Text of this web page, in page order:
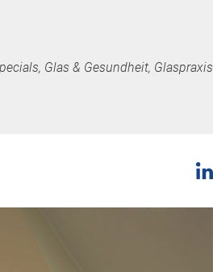
Glas & Gesundheit, Glaspraxis